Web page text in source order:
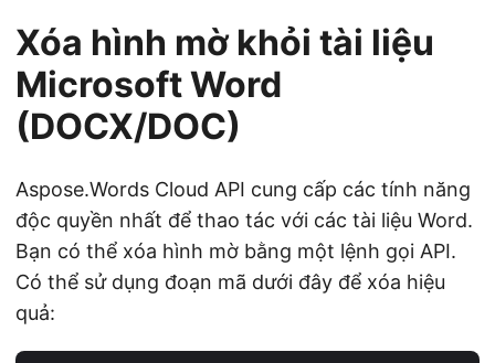
Xóa hình mờ khỏi tài liệu
Microsoft Word
(DOCX/DOC)
Aspose.Words Cloud API cung cấp các tính năng
độc quyền nhất để thao tác với các tài liệu Word.
Bạn có thể xóa hình mờ bằng một lệnh gọi API.
Có thể sử dụng đoạn mã dưới đây để xóa hiệu
quả: